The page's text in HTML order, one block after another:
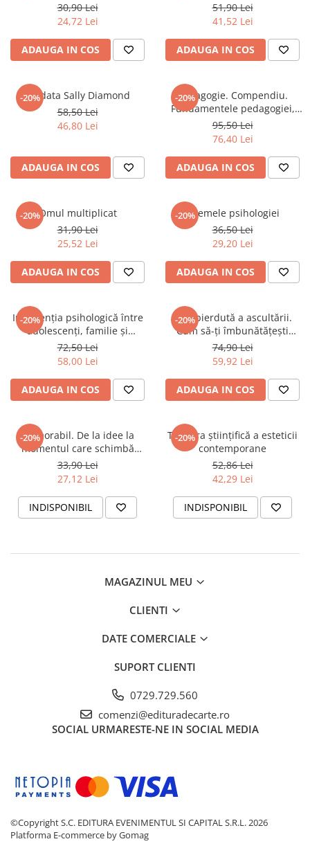
Reviste
Capital
Evenimentul Istoric
Evenimentul istoric - editii
electronice
30,90 Lei
24,72 Lei
ADAUGA IN COS
51,90 Lei
41,52 Lei
ADAUGA IN COS
-20%
Ciudata Sally Diamond
58,50 Lei
46,80 Lei
ADAUGA IN COS
-20%
Pedagogie. Compendiu.
Fundamentele pedagogiei,
teoria si metodologia
curriculumului, teoria si
metodologia instruirii, teoria
si metodologia evaluarii,
problematica educatiei
95,50 Lei
76,40 Lei
ADAUGA IN COS
-20%Omul multiplicat
31,90 Lei
25,52 Lei
ADAUGA IN COS
-20%Dilemele psihologiei
36,50 Lei
29,20 Lei
ADAUGA IN COS
-20%
Intervenția psihologică între
adolescenți, familie și
societate
72,50 Lei
58,00 Lei
ADAUGA IN COS
-20%
Arta pierdută a ascultării.
Cum să-ți îmbunătățești
relațiile învățând să-i asculți
pe ceilalți
74,90 Lei
59,92 Lei
ADAUGA IN COS
-20%
Memorabil. De la idee la
momentul care schimbă
lumea
33,90 Lei
27,12 Lei
INDISPONIBIL
-20%
Turnura științifică a esteticii
contemporane
52,86 Lei
42,29 Lei
INDISPONIBIL
MAGAZINUL MEU
CLIENTI
DATE COMERCIALE
SUPORT CLIENTI
0729.729.560
comenzi@edituradecarte.ro
SOCIAL URMARESTE-NE IN SOCIAL MEDIA
©Copyright S.C. EDITURA EVENIMENTUL SI CAPITAL S.R.L. 2026
Platforma E-commerce by Gomag